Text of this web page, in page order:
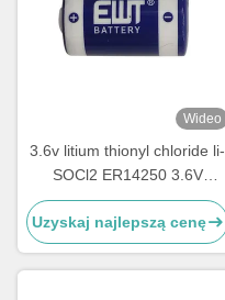
Wideo
3.6v litium thionyl chloride li-
SOCl2 ER14250 3.6V
1200mAh 1/2AA TL-4902,
TLL-5902, LS14250, XL-
050F, SB-AA02, PT-2150
Uzyskaj najlepszą cenę